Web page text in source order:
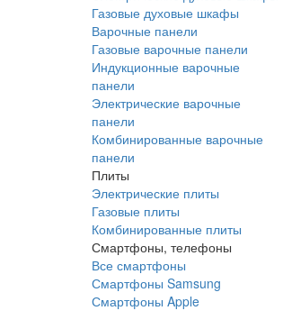
Газовые духовые шкафы
Варочные панели
Газовые варочные панели
Индукционные варочные
панели
Электрические варочные
панели
Комбинированные варочные
панели
Плиты
Электрические плиты
Газовые плиты
Комбинированные плиты
Смартфоны, телефоны
Все смартфоны
Смартфоны Samsung
Смартфоны Apple